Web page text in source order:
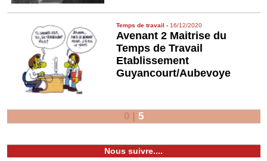
Temps de travail - 16/12/2020
Avenant 2 Maitrise du
Temps de Travail
Etablissement
Guyancourt/Aubevoye
0| 5
Nous suivre....